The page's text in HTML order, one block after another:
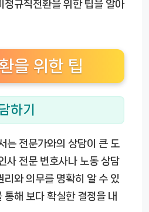
정규직전환을 위한 팁을 알아
을 위한 팁
하기
는 전문가와의 상담이 큰 도
사 전문 변호사나 노동 상담
리와 의무를 명확히 알 수 있
통해 보다 확실한 결정을 내